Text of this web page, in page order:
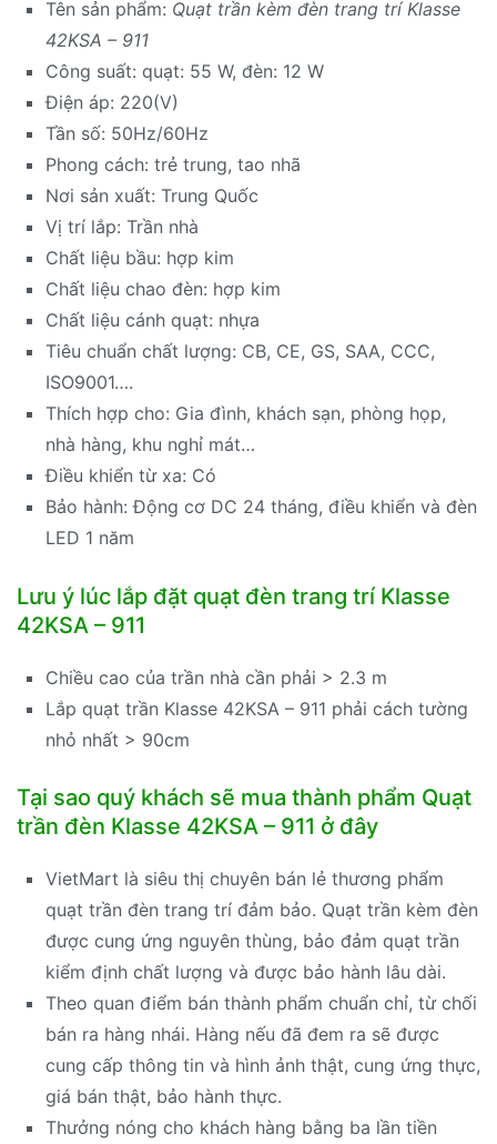
Tên sản phẩm: Quạt trần kèm đèn trang trí Klasse
42KSA – 911
Công suất: quạt: 55 W, đèn: 12 W
Điện áp: 220(V)
Tần số: 50Hz/60Hz
Phong cách: trẻ trung, tao nhã
Nơi sản xuất: Trung Quốc
Vị trí lắp: Trần nhà
Chất liệu bầu: hợp kim
Chất liệu chao đèn: hợp kim
Chất liệu cánh quạt: nhựa
Tiêu chuẩn chất lượng: CB, CE, GS, SAA, CCC,
ISO9001….
Thích hợp cho: Gia đình, khách sạn, phòng họp,
nhà hàng, khu nghỉ mát…
Điều khiển từ xa: Có
Bảo hành: Động cơ DC 24 tháng, điều khiển và đèn
LED 1 năm
Lưu ý lúc lắp đặt quạt đèn trang trí Klasse
42KSA – 911
Chiều cao của trần nhà cần phải > 2.3 m
Lắp quạt trần Klasse 42KSA – 911 phải cách tường
nhỏ nhất > 90cm
Tại sao quý khách sẽ mua thành phẩm Quạt
trần đèn Klasse 42KSA – 911 ở đây
VietMart là siêu thị chuyên bán lẻ thương phẩm
quạt trần đèn trang trí đảm bảo. Quạt trần kèm đèn
được cung ứng nguyên thùng, bảo đảm quạt trần
kiểm định chất lượng và được bảo hành lâu dài.
Theo quan điểm bán thành phẩm chuẩn chỉ, từ chối
bán ra hàng nhái. Hàng nếu đã đem ra sẽ được
cung cấp thông tin và hình ảnh thật, cung ứng thực,
giá bán thật, bảo hành thực.
Thưởng nóng cho khách hàng bằng ba lần tiền